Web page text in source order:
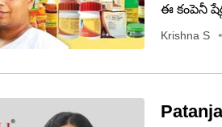
ఈ కంపెనీ
విలువ
Krishna S